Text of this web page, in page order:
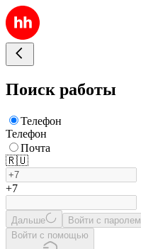
Поиск работы
Телефон
Телефон
Почта
🇷🇺
+7
Дальше
Войти с паролем
Войти с помощью